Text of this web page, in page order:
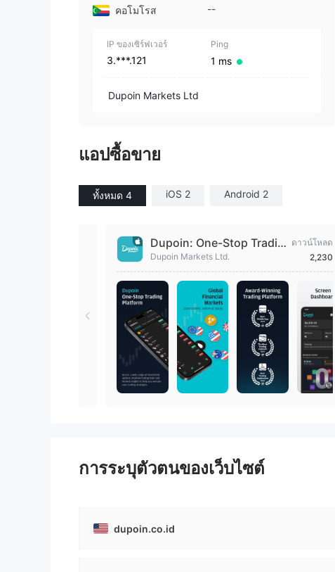
คอโมโรส --
IP ของเซิร์ฟเวอร์
3.***.121
Ping
1 ms
Dupoin Markets Ltd
แอปซื้อขาย
ทั้งหมด 4 iOS 2 Android 2
Dupoin: One-Stop Tradin
g App
Dupoin Markets Ltd.
ดาวน์โหลด
2,230
การระบุตัวตนของเว็บไซต์
dupoin.co.id